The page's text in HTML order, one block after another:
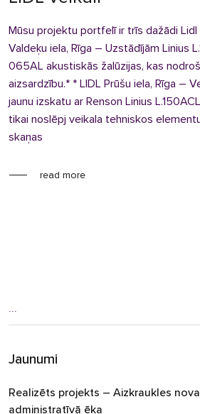
Mūsu projektu portfelī ir trīs dažādi Lidl
Valdeķu iela, Rīga – Uzstādījām Linius
065AL akustiskās žalūzijas, kas
aizsardzību.* * LIDL Prūšu iela, Rīga –
jaunu izskatu ar Renson Linius
tikai noslēpj veikala tehniskos
skaņas
read more
Jaunumi
Realizēts projekts – Aizkraukles
administratīvā ēka